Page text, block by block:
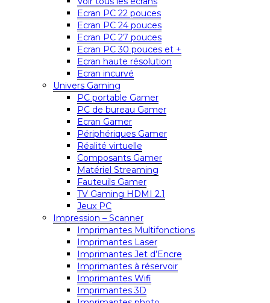
Ecran PC 22 pouces
Ecran PC 24 pouces
Ecran PC 27 pouces
Ecran PC 30 pouces et +
Ecran haute résolution
Ecran incurvé
Univers Gaming
PC portable Gamer
PC de bureau Gamer
Ecran Gamer
Périphériques Gamer
Réalité virtuelle
Composants Gamer
Matériel Streaming
Fauteuils Gamer
TV Gaming HDMI 2.1
Jeux PC
Impression – Scanner
Imprimantes Multifonctions
Imprimantes Laser
Imprimantes Jet d’Encre
Imprimantes à réservoir
Imprimantes Wifi
Imprimantes 3D